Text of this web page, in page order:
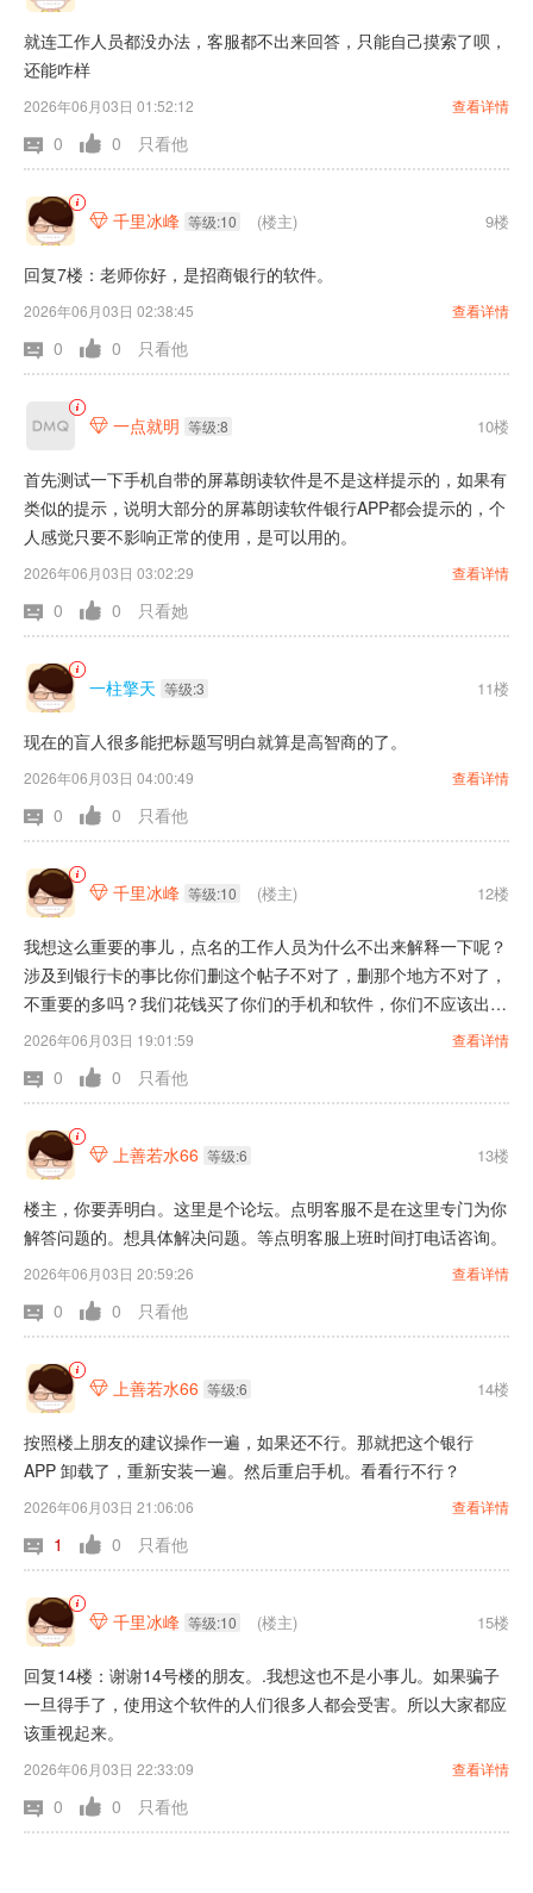
就连工作人员都没办法，客服都不出来回答，只能自己摸索了呗，
还能咋样
2026年06月03日 01:52:12 查看详情
0 0 只看他
 千里冰峰 等级:10 (楼主) 9楼
回复7楼：老师你好，是招商银行的软件。
2026年06月03日 02:38:45 查看详情
0 0 只看他
 一点就明 等级:8 10楼
首先测试一下手机自带的屏幕朗读软件是不是这样提示的，如果有
类似的提示，说明大部分的屏幕朗读软件银行APP都会提示的，个
人感觉只要不影响正常的使用，是可以用的。
2026年06月03日 03:02:29 查看详情
0 0 只看她
一柱擎天 等级:3 11楼
现在的盲人很多能把标题写明白就算是高智商的了。
2026年06月03日 04:00:49 查看详情
0 0 只看他
 千里冰峰 等级:10 (楼主) 12楼
我想这么重要的事儿，点名的工作人员为什么不出来解释一下呢？
涉及到银行卡的事比你们删这个帖子不对了，删那个地方不对了，
不重要的多吗？我们花钱买了你们的手机和软件，你们不应该出来
解释吗，我认为你们在点名软件这方面你们是专家是有惊艳的到底
这样的事，其他的盲人会不会也遇到了？我想肯定有。还不止一
2026年06月03日 19:01:59 查看详情
0 0 只看他
 上善若水66 等级:6 13楼
楼主，你要弄明白。这里是个论坛。点明客服不是在这里专门为你
解答问题的。想具体解决问题。等点明客服上班时间打电话咨询。
2026年06月03日 20:59:26 查看详情
0 0 只看他
 上善若水66 等级:6 14楼
按照楼上朋友的建议操作一遍，如果还不行。那就把这个银行
APP 卸载了，重新安装一遍。然后重启手机。看看行不行？
2026年06月03日 21:06:06 查看详情
1 0 只看他
 千里冰峰 等级:10 (楼主) 15楼
回复14楼：谢谢14号楼的朋友。.我想这也不是小事儿。如果骗子
一旦得手了，使用这个软件的人们很多人都会受害。所以大家都应
该重视起来。
2026年06月03日 22:33:09 查看详情
0 0 只看他